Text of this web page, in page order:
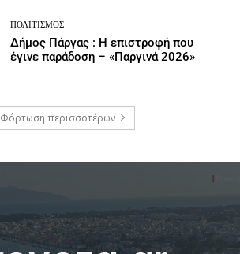
ΠΟΛΙΤΙΣΜΌΣ
Δήμος Πάργας : Η επιστροφή που
έγινε παράδοση – «Παργινά 2026»
Φόρτωση περισσοτέρων